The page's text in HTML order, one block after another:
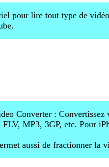
pour lire tout type de
Converter :
MP3, 3GP, etc. Pour
aussi de fractionner la